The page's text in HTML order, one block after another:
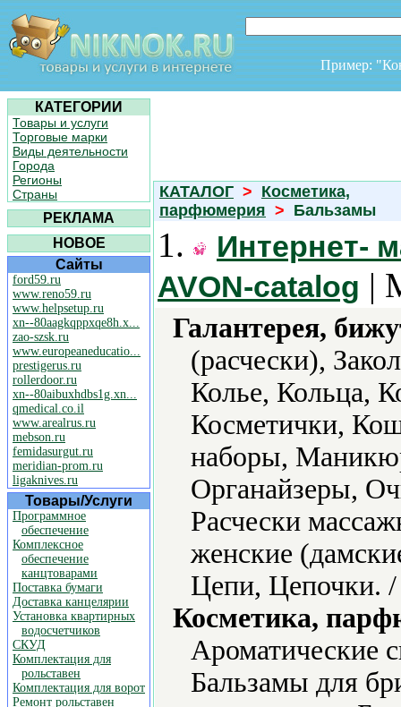
Пример:
КАТЕГОРИИ
Товары и услуги
Торговые марки
Виды деятельности
Города
Регионы
Страны
РЕКЛАМА
НОВОЕ
Сайты
ford59.ru
www.reno59.ru
www.helpsetup.ru
xn--80aagkqppxqe8h.x...
zao-szsk.ru
www.europeaneducatio...
prestigerus.ru
rollerdoor.ru
xn--80aibuxhdbs1g.xn...
qmedical.co.il
www.arealrus.ru
mebson.ru
femidasurgut.ru
meridian-prom.ru
ligaknives.ru
Товары/Услуги
Программное
обеспечение
Комплексное
обеспечение
канцтоварами
Поставка бумаги
Доставка канцелярии
Установка квартирных
водосчетчиков
СКУД
Комплектация для
рольставен
Комплектация для ворот
Ремонт рольставен
КАТАЛОГ > Косметика,
парфюмерия > Бальзамы
1.
Интернет-
AVON-catalog |
Галантерея,
(расчески),
Колье, Кольца,
Косметички,
наборы,
Органайзеры,
Расчески
женские
Цепи, Цепочки.
Косметика,
Ароматические
Бальзамы для